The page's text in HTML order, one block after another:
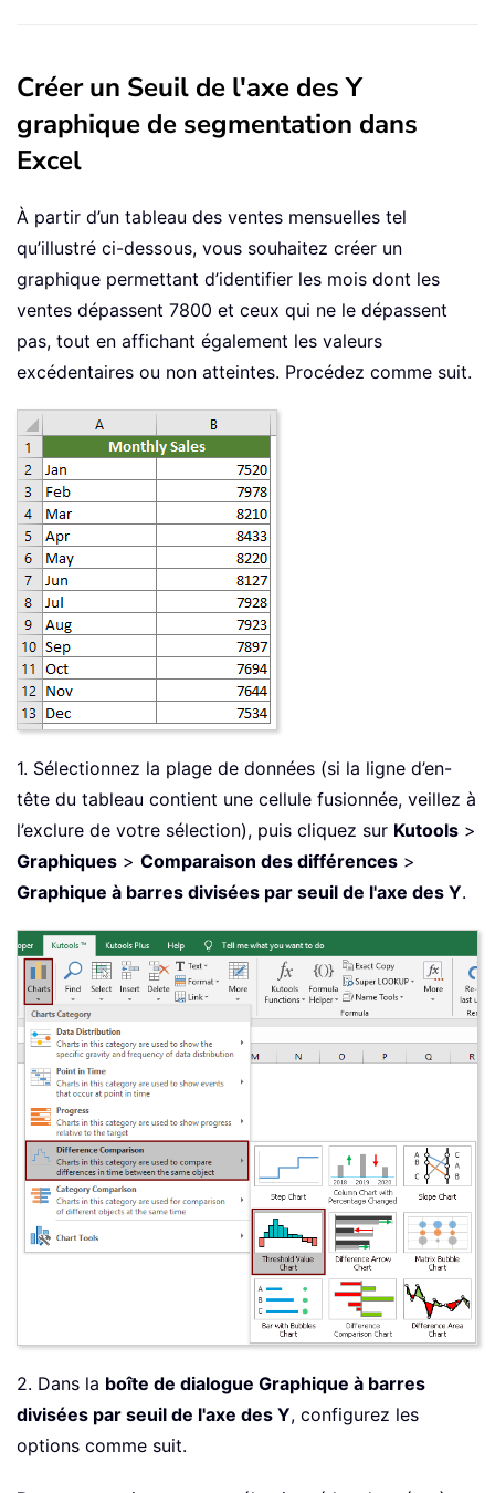
Créer un Seuil de l'axe des Y
graphique de segmentation dans
Excel
À partir d’un tableau des ventes mensuelles tel
qu’illustré ci-dessous, vous souhaitez créer un
graphique permettant d’identifier les mois dont les
ventes dépassent 7800 et ceux qui ne le dépassent
pas, tout en affichant également les valeurs
excédentaires ou non atteintes. Procédez comme suit.
1. Sélectionnez la plage de données (si la ligne d’en-
tête du tableau contient une cellule fusionnée, veillez à
l’exclure de votre sélection), puis cliquez sur Kutools >
Graphiques > Comparaison des différences >
Graphique à barres divisées par seuil de l'axe des Y.
2. Dans la boîte de dialogue Graphique à barres
divisées par seuil de l'axe des Y, configurez les
options comme suit.